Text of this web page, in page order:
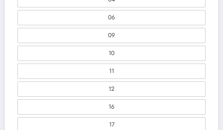
06
09
10
11
12
16
17